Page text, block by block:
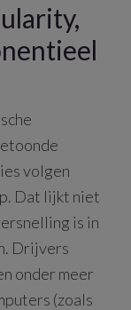
volgen
Dat lijkt niet
is in
Drijvers
onder meer
(zoals